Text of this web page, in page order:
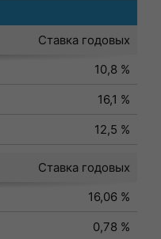
Ставка годовых
10,8 %
16,1 %
12,5 %
Ставка годовых
16,06 %
0,78 %